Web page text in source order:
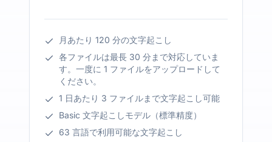
月あたり 120 分の文字起こし
各ファイルは最長 30 分まで対応していま
す。一度に 1 ファイルをアップロードして
ください。
1 日あたり 3 ファイルまで文字起こし可能
Basic 文字起こしモデル（標準精度）
63 言語で利用可能な文字起こし